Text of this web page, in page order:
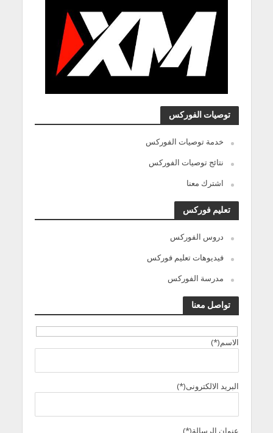
توصيات الفوركس
خدمة توصيات الفوركس
نتائج توصيات الفوركس
اشترك معنا
تعليم فوركس
دروس الفوركس
فيديوهات تعليم فوركس
مدرسة الفوركس
تواصل معنا
الاسم(*)
البريد الالكترونى(*)
عنوان الرسالة(*)